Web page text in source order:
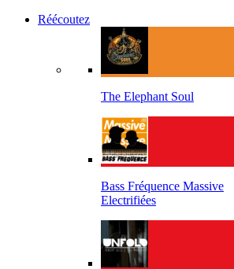
Réécoutez
The Elephant Soul
Bass Fréquence Massive
Electrifiées